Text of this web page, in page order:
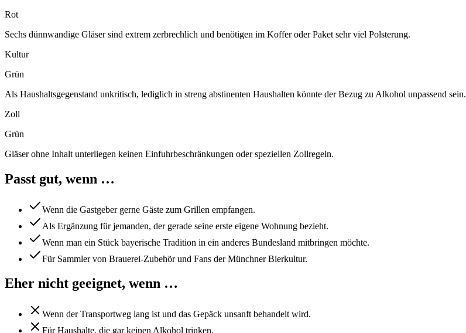
Rot
Sechs dünnwandige Gläser sind extrem zerbrechlich und benötigen im Koffer oder Paket sehr viel Polsterung.
Kultur
Grün
Als Haushaltsgegenstand unkritisch, lediglich in streng abstinenten Haushalten könnte der Bezug zu Alkohol unpassend sein.
Zoll
Grün
Gläser ohne Inhalt unterliegen keinen Einfuhrbeschränkungen oder speziellen Zollregeln.
Passt gut, wenn …
Wenn die Gastgeber gerne Gäste zum Grillen empfangen.
Als Ergänzung für jemanden, der gerade seine erste eigene Wohnung bezieht.
Wenn man ein Stück bayerische Tradition in ein anderes Bundesland mitbringen möchte.
Für Sammler von Brauerei-Zubehör und Fans der Münchner Bierkultur.
Eher nicht geeignet, wenn …
Wenn der Transportweg lang ist und das Gepäck unsanft behandelt wird.
Für Haushalte, die gar keinen Alkohol trinken.